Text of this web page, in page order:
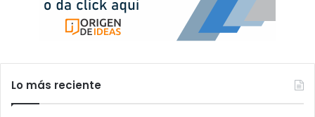
Lo más reciente